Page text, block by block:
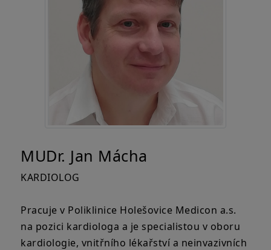
MUDr. Jan Mácha
KARDIOLOG
Pracuje v Poliklinice Holešovice Medicon a.s.
na pozici kardiologa a je specialistou v oboru
kardiologie, vnitřního lékařství a neinvazivních